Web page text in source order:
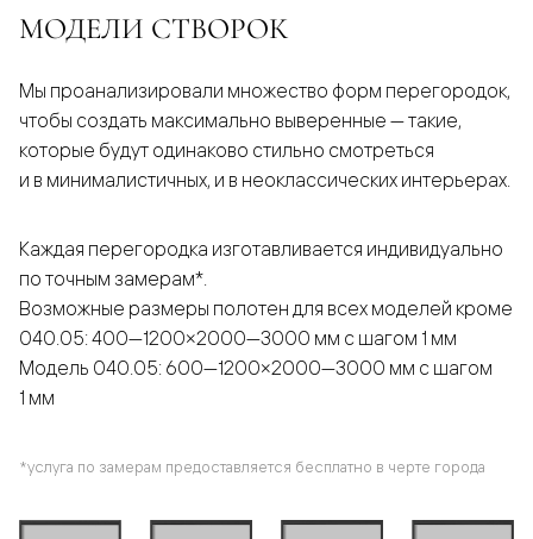
МОДЕЛИ СТВОРОК
Мы проанализировали множество форм перегородок,
чтобы создать максимально выверенные — такие,
которые будут одинаково стильно смотреться
и в минималистичных, и в неоклассических интерьерах.
Каждая перегородка изготавливается индивидуально
по точным замерам*.
Возможные размеры полотен для всех моделей кроме
040.05: 400—1200×2000—3000 мм с шагом 1 мм
Модель 040.05: 600—1200×2000—3000 мм с шагом
1 мм
*услуга по замерам предоставляется бесплатно в черте города